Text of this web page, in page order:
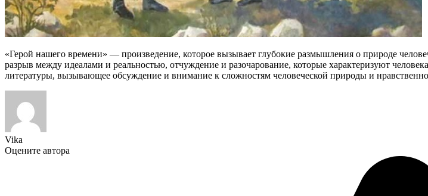
«Герой нашего времени» — произведение, которое вызывает глубокие размышления о природе
разрыв между идеалами и реальностью, отчуждение и разочарование, которые характеризуют
литературы, вызывающее обсуждение и внимание к сложностям человеческой природы и
Vika
Оцените автора